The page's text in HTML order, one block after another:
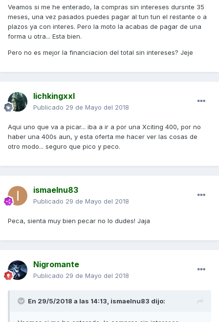
Veamos si me he enterado, la compras sin intereses dursnte 35
meses, una vez pasados puedes pagar al tun tun el restante o a
plazos ya con interes. Pero la moto la acabas de pagar de una
forma u otra... Esta bien.
Pero no es mejor la financiacion del total sin intereses? Jeje
lichkingxxl
Publicado 29 de Mayo del 2018
Aqui uno que va a picar... iba a ir a por una Xciting 400, por no
haber una 400s aun, y esta oferta me hacer ver las cosas de
otro modo... seguro que pico y peco.
ismaelnu83
Publicado 29 de Mayo del 2018
Peca, sienta muy bien pecar no lo dudes! Jaja
Nigromante
Publicado 29 de Mayo del 2018
En 29/5/2018 a las 14:13, ismaelnu83 dijo: